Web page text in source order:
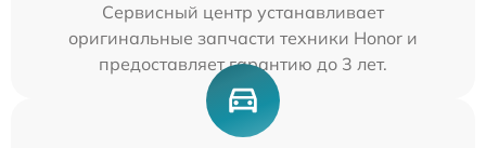
Сервисный центр устанавливает
оригинальные запчасти техники Honor и
предоставляет гарантию до 3 лет.